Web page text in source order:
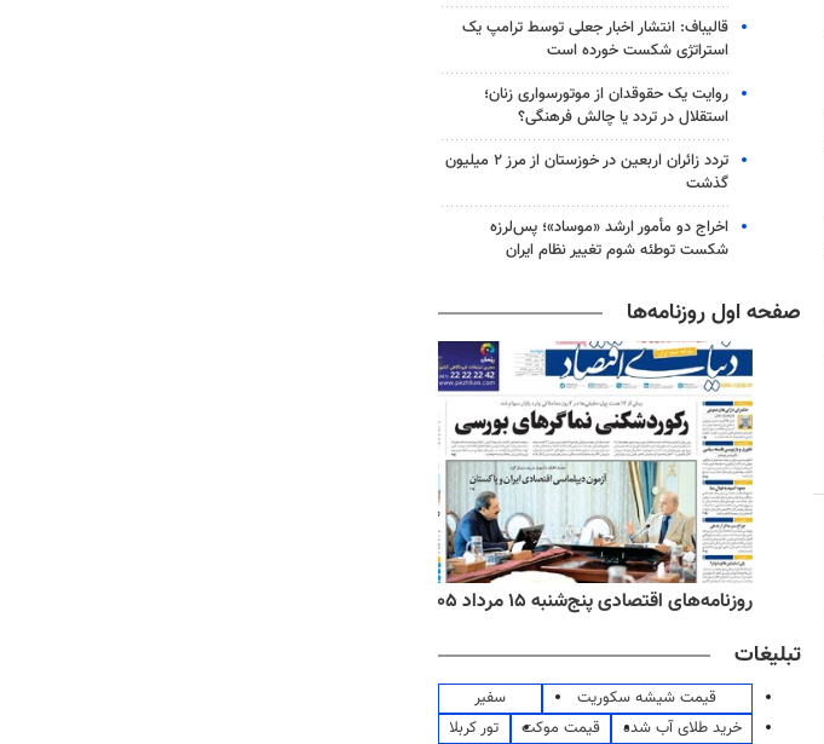
قالیباف: انتشار اخبار جعلی توسط ترامپ یک
استراتژی شکست خورده است
روایت یک حقوقدان از موتورسواری زنان؛
استقلال در تردد یا چالش فرهنگی؟
تردد زائران اربعین در خوزستان از مرز ۲ میلیون
گذشت
اخراج دو مأمور ارشد «موساد»؛ پس‌لرزه
شکست توطئه شوم تغییر نظام ایران
صفحه اول روزنامه‌ها
روزنامه‌های اقتصادی پنج‌شنبه ۱۵ مرداد ۱۴۰۵
تبلیغات
قیمت شیشه سکوریت
سفیر
خرید طلای آب شده
قیمت موکت
تور کربلا